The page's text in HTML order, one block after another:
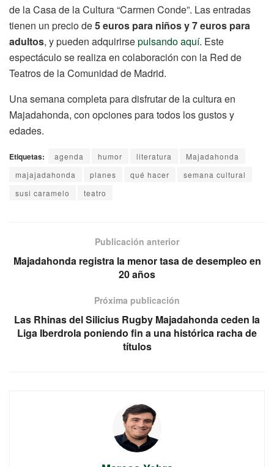
de la Casa de la Cultura “Carmen Conde”. Las entradas
tienen un precio de5 euros para niños y 7 euros para
adultos, y pueden adquirirsepulsando aquí. Este
espectáculo se realiza en colaboración con la Red de
Teatros de la Comunidad de Madrid.
Una semana completa para disfrutar de la cultura en
Majadahonda, con opciones para todos los gustos y
edades.
Etiquetas: agenda humor literatura
Majadahonda
majajadahonda
planes qué hacer
semana cultural
susi caramelo
teatro
Publicación anterior
Majadahonda registra la menor tasa de desempleo en
20 años
Próxima publicación
Las Rhinas del Silicius Rugby Majadahonda ceden la
Liga Iberdrola poniendo fin a una histórica racha de
títulos